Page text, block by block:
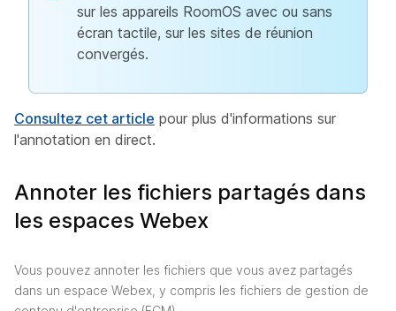
sur les appareils RoomOS avec ou sans
écran tactile, sur les sites de réunion
convergés.
Consultez cet article pour plus d'informations sur
l'annotation en direct.
Annoter les fichiers partagés dans
les espaces Webex
Vous pouvez annoter les fichiers que vous avez partagés
dans un espace Webex, y compris les fichiers de gestion de